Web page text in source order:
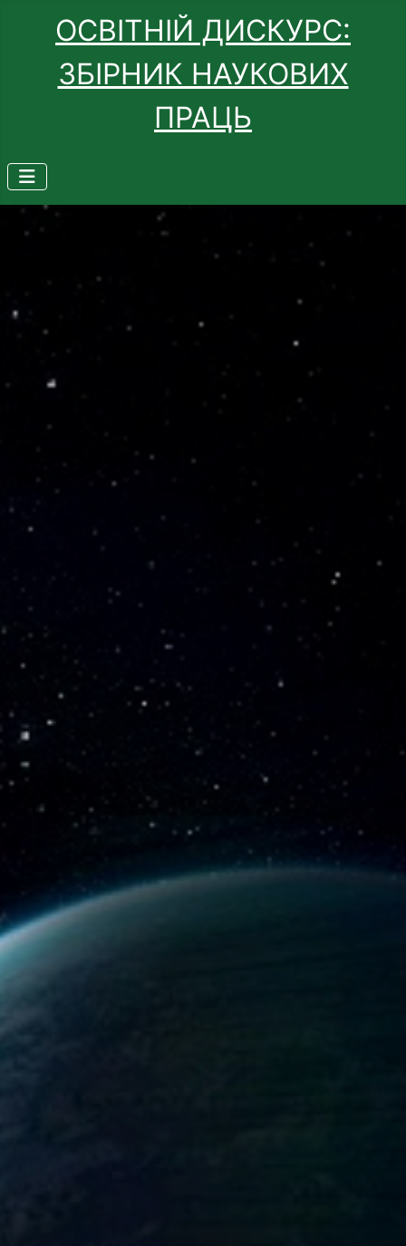
ОСВІТНІЙ ДИСКУРС:
ЗБІРНИК НАУКОВИХ
ПРАЦЬ